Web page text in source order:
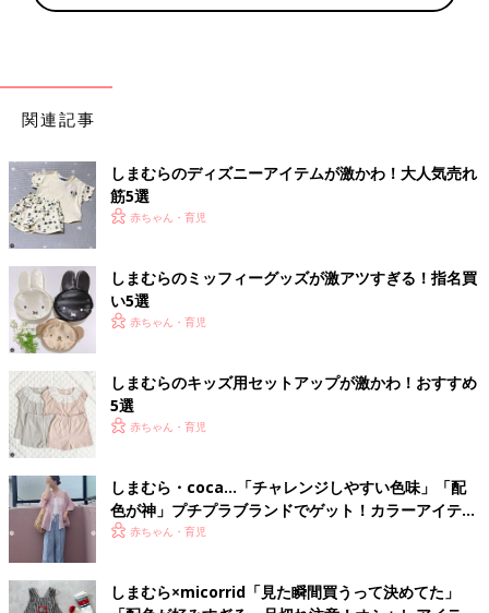
関連記事
しまむらのディズニーアイテムが激かわ！大人気売れ
筋5選
赤ちゃん・育児
しまむらのミッフィーグッズが激アツすぎる！指名買
い5選
赤ちゃん・育児
しまむらのキッズ用セットアップが激かわ！おすすめ
5選
赤ちゃん・育児
しまむら・coca…「チャレンジしやすい色味」「配
色が神」プチプラブランドでゲット！カラーアイテム
4選赤ちゃん・育児
しまむら×micorrid「見た瞬間買うって決めてた」